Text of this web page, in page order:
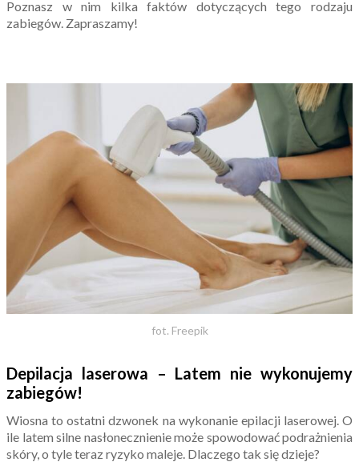
Poznasz w nim kilka faktów dotyczących tego rodzaju
zabiegów. Zapraszamy!
fot. Freepik
Depilacja laserowa – Latem nie wykonujemy
zabiegów!
Wiosna to ostatni dzwonek na wykonanie epilacji laserowej. O
ile latem silne nasłonecznienie może spowodować podrażnienia
skóry, o tyle teraz ryzyko maleje. Dlaczego tak się dzieje?